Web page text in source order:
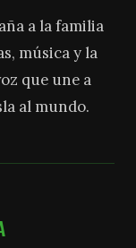
a la familia
música y la
que une a
al mundo.